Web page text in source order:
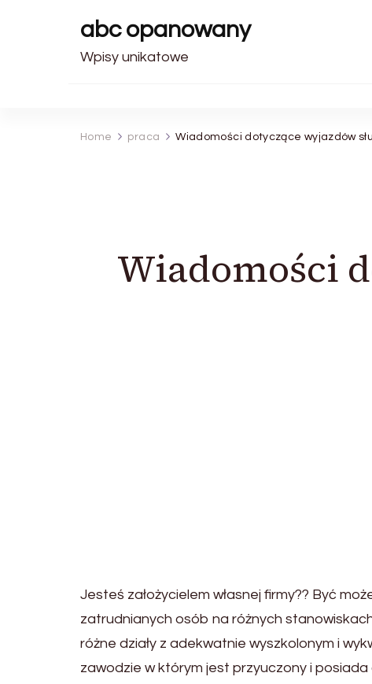
abc opanowany
Wpisy unikatowe
Home praca Wiadomości dotyczące wyjazdów
Wiadomości
Jesteś założycielem własnej firmy?? Być
zatrudnianych osób na różnych
różne działy z adekwatnie wyszkolonym i
zawodzie w którym jest przyuczony i